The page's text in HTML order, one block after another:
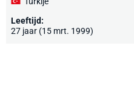
Leeftijd:
27 jaar (15 mrt. 1999)